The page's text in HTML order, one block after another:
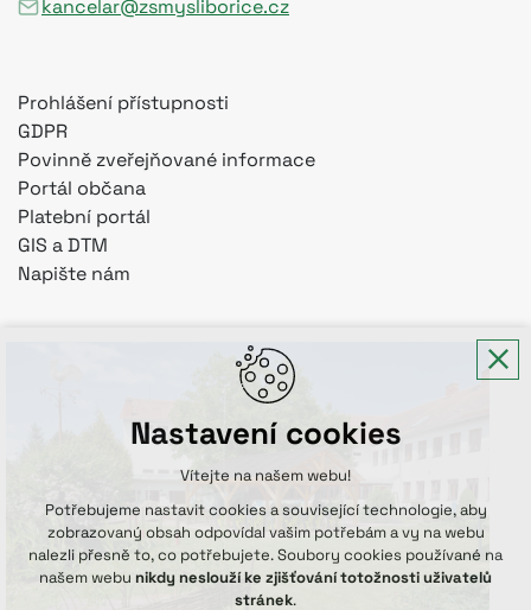
kancelar@zsmysliborice.cz
Prohlášení přístupnosti
GDPR
Povinně zveřejňované informace
Portál občana
Platební portál
GIS a DTM
Napište nám
Nastavení cookies
Vítejte na našem webu!
Potřebujeme nastavit cookies a související technologie, aby
zobrazovaný obsah odpovídal vašim potřebám a vy na webu
nalezli přesně to, co potřebujete. Soubory cookies používané na
našem webu nikdy neslouží ke zjišťování totožnosti uživatelů
stránek.